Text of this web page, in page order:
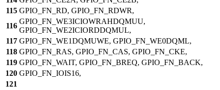
115 GPIO_FN_RD, GPIO_FN_RDWR,
116
GPIO_FN_WE3ICIOWRAHDQMUU,
GPIO_FN_WE2ICIORDDQMUL,
117 GPIO_FN_WE1DQMUWE, GPIO_FN_WE0DQML,
118 GPIO_FN_RAS, GPIO_FN_CAS, GPIO_FN_CKE,
119 GPIO_FN_WAIT, GPIO_FN_BREQ, GPIO_FN_BACK,
120 GPIO_FN_IOIS16,
121